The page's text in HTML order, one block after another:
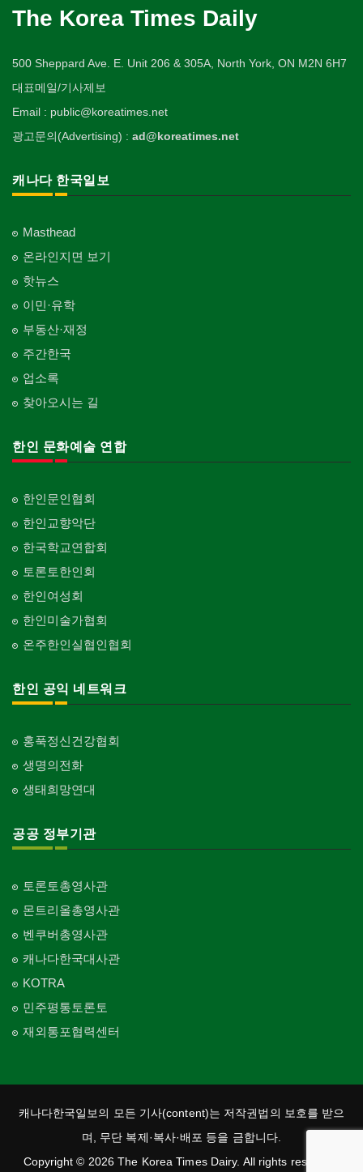
The Korea Times Daily
500 Sheppard Ave. E. Unit 206 & 305A, North York, ON M2N 6H7
대표메일/기사제보
Email : public@koreatimes.net
광고문의(Advertising) : ad@koreatimes.net
캐나다 한국일보
Masthead
온라인지면 보기
핫뉴스
이민·유학
부동산·재정
주간한국
업소록
찾아오시는 길
한인 문화예술 연합
한인문인협회
한인교향악단
한국학교연합회
토론토한인회
한인여성회
한인미술가협회
온주한인실협인협회
한인 공익 네트워크
홍푹정신건강협회
생명의전화
생태희망연대
공공 정부기관
토론토총영사관
몬트리올총영사관
벤쿠버총영사관
캐나다한국대사관
KOTRA
민주평통토론토
재외통포협력센터
캐나다한국일보의 모든 기사(content)는 저작권법의 보호를 받으
며, 무단 복제·복사·배포 등을 금합니다.
Copyright © 2026 The Korea Times Dairy. All rights reserved.